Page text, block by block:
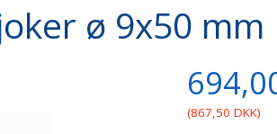
ø 9x50 mm
(867,50 DKK)